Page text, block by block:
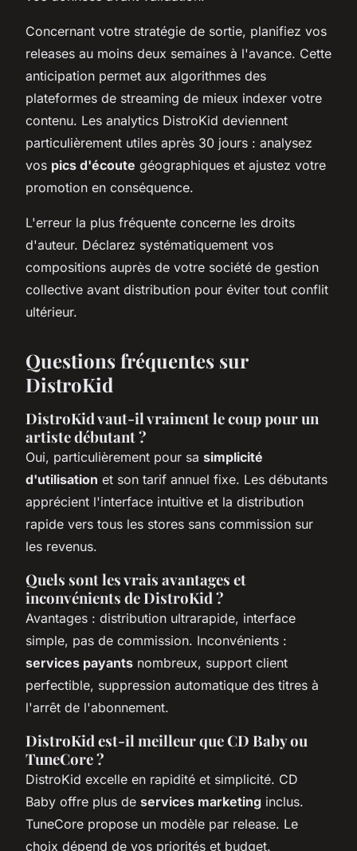
Concernant votre stratégie de sortie, planifiez vos
releases au moins deux semaines à l'avance. Cette
anticipation permet aux algorithmes des
plateformes de streaming de mieux indexer votre
contenu. Les analytics DistroKid deviennent
particulièrement utiles après 30 jours : analysez
vos pics d'écoute géographiques et ajustez votre
promotion en conséquence.
L'erreur la plus fréquente concerne les droits
d'auteur. Déclarez systématiquement vos
compositions auprès de votre société de gestion
collective avant distribution pour éviter tout conflit
ultérieur.
Questions fréquentes sur
DistroKid
DistroKid vaut-il vraiment le coup pour un
artiste débutant ?
Oui, particulièrement pour sa simplicité
d'utilisation et son tarif annuel fixe. Les débutants
apprécient l'interface intuitive et la distribution
rapide vers tous les stores sans commission sur
les revenus.
Quels sont les vrais avantages et
inconvénients de DistroKid ?
Avantages : distribution ultrarapide, interface
simple, pas de commission. Inconvénients :
services payants nombreux, support client
perfectible, suppression automatique des titres à
l'arrêt de l'abonnement.
DistroKid est-il meilleur que CD Baby ou
TuneCore ?
DistroKid excelle en rapidité et simplicité. CD
Baby offre plus de services marketing inclus.
TuneCore propose un modèle par release. Le
choix dépend de vos priorités et budget.